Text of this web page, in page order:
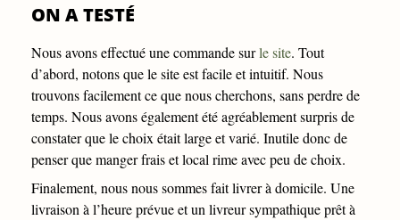
ON A TESTÉ
Nous avons effectué une commande surle site. Tout
d’abord, notons que le site est facile et intuitif. Nous
trouvons facilement ce que nous cherchons, sans perdre de
temps. Nous avons également été agréablement surpris de
constater que le choix était large et varié. Inutile donc de
penser que manger frais et local rime avec peu de choix.
Finalement, nous nous sommes fait livrer à domicile. Une
livraison à l’heure prévue et un livreur sympathique prêt à